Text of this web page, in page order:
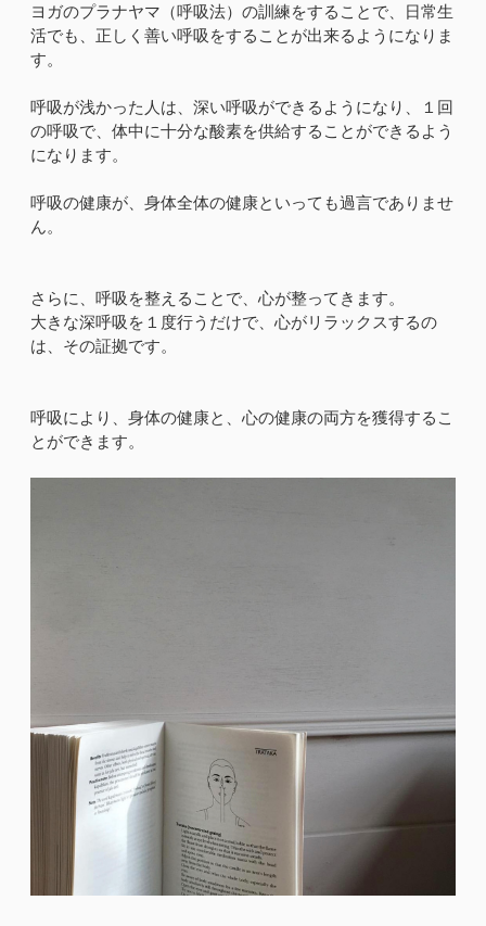
ヨガのプラナヤマ（呼吸法）の訓練をすることで、日常生
活でも、正しく善い呼吸をすることが出来るようになりま
す。
呼吸が浅かった人は、深い呼吸ができるようになり、１回
の呼吸で、体中に十分な酸素を供給することができるよう
になります。
呼吸の健康が、身体全体の健康といっても過言でありませ
ん。
さらに、呼吸を整えることで、心が整ってきます。
大きな深呼吸を１度行うだけで、心がリラックスするの
は、その証拠です。
呼吸により、身体の健康と、心の健康の両方を獲得するこ
とができます。